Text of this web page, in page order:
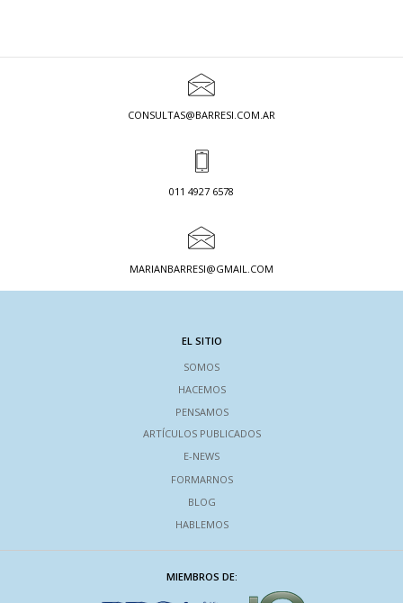
CONSULTAS@BARRESI.COM.AR
011 4927 6578
MARIANBARRESI@GMAIL.COM
EL SITIO
SOMOS
HACEMOS
PENSAMOS
ARTÍCULOS PUBLICADOS
E-NEWS
FORMARNOS
BLOG
HABLEMOS
MIEMBROS DE: